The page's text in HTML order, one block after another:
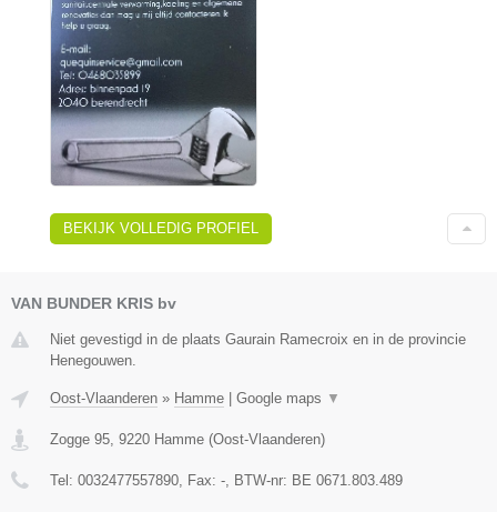
BEKIJK VOLLEDIG PROFIEL
VAN BUNDER KRIS bv
Niet gevestigd in de plaats Gaurain Ramecroix en in de provincie
Henegouwen.
Oost-Vlaanderen » Hamme Google maps ▼
Zogge 95, 9220 Hamme (Oost-Vlaanderen)
Tel: 0032477557890, Fax: -, BTW-nr: BE 0671.803.489